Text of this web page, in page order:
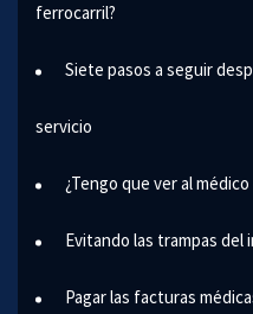
ferrocarril?
Siete pasos a seguir
servicio
¿Tengo que ver al
Evitando las trampas
Pagar las facturas